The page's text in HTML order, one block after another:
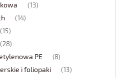
(13)
(14)
(15)
(28)
PE (8)
i foliopaki (13)